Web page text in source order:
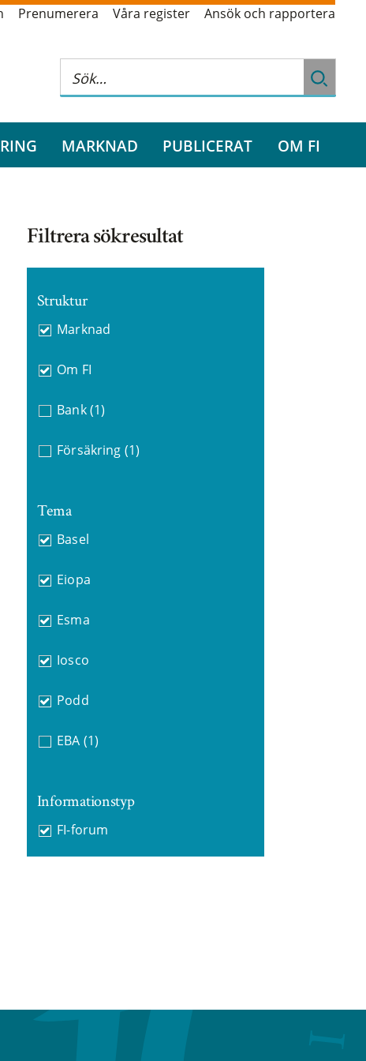
Prenumerera Våra register Ansök och rapportera
MARKNAD PUBLICERAT OM FI
Filtrera sökresultat
Struktur
Marknad
Om FI
Bank (1)
Försäkring (1)
Tema
Basel
Eiopa
Esma
Iosco
Podd
EBA (1)
Informationstyp
FI-forum